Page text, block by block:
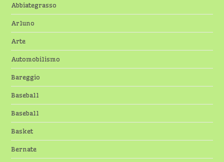
Abbiategrasso
Arluno
Arte
Automobilismo
Bareggio
Baseball
Baseball
Basket
Bernate